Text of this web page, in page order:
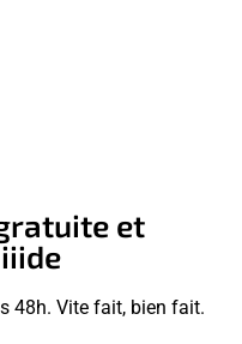
et
48h. Vite fait, bien fait.